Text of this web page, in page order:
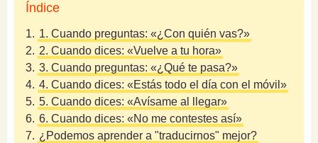
Índice
1. 1. Cuando preguntas: «¿Con quién vas?»
2. 2. Cuando dices: «Vuelve a tu hora»
3. 3. Cuando preguntas: «¿Qué te pasa?»
4. 4. Cuando dices: «Estás todo el día con el móvil»
5. 5. Cuando dices: «Avísame al llegar»
6. 6. Cuando dices: «No me contestes así»
7. ¿Podemos aprender a "traducirnos" mejor?